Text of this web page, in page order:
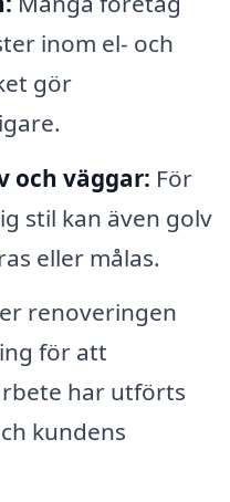
inom el- och
gör
och väggar: För
stil kan även golv
eller målas.
renoveringen
för att
har utförts
kundens